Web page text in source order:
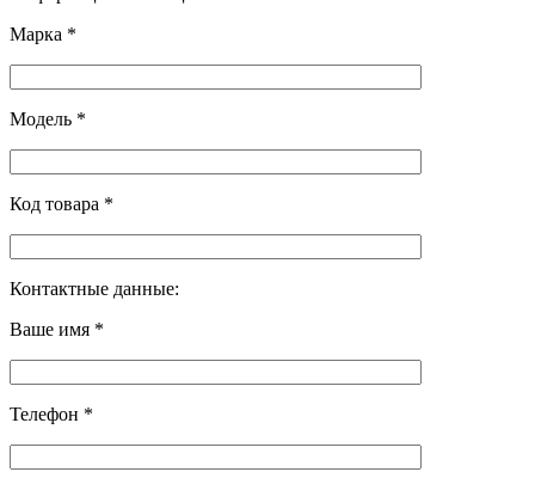
Марка *
Модель *
Код товара *
Контактные данные:
Ваше имя *
Телефон *